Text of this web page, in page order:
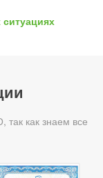
так как знаем все